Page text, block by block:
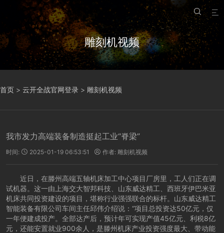


雕刻机视频
首页 > 云开全战官网登录 > 雕刻机视频
我市发力高端装备制造挺起工业“脊梁”
时间:  2025-01-19 06:53:51  作者: 雕刻机视频
近日，在滕州高端五轴机床加工中心项目厂房里，工人们正在调
试机器。这一由上海交大智邦科技、山东威达精工、西班牙伊巴米亚
机床共同投资建设的项目，堪称行业强强联合的标杆。山东威达精工
智能装备有限公司车间主任邱伟介绍说：“项目总投资达50亿元，仅
一年便建成投产。全部达产后，预计年可实现产值45亿元、利税8亿
元，还能安置就业900余人，是滕州机床产业投资强度最大、带动能